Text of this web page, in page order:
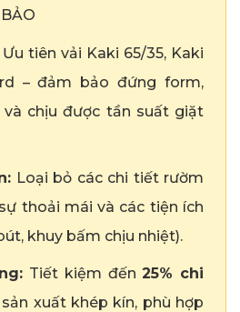
Ưu tiên vải Kaki 65/35, Kaki
– đảm bảo đứng form,
chịu được tần suất giặt
Loại bỏ các chi tiết rườm
thoải mái và các tiện ích
khuy bấm chịu nhiệt).
Tiết kiệm đến25% chi
xuất khép kín, phù hợp